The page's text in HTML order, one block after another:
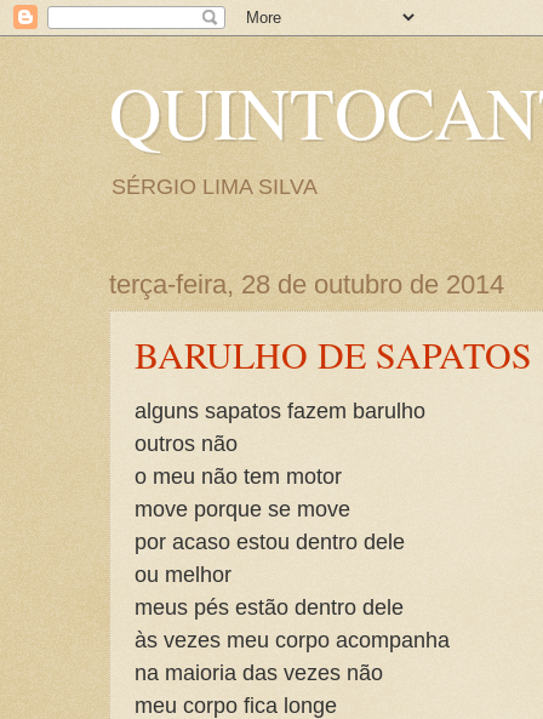
SÉRGIO LIMA SILVA
terça-feira, 28 de outubro de 2014
BARULHO DE SAPATOS
alguns sapatos fazem barulho
outros não
o meu não tem motor
move porque se move
por acaso estou dentro dele
ou melhor
meus pés estão dentro dele
às vezes meu corpo acompanha
na maioria das vezes não
meu corpo fica longe